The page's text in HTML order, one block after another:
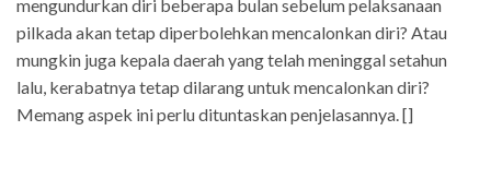
mengundurkan diri beberapa bulan sebelum pelaksanaan
pilkada akan tetap diperbolehkan mencalonkan diri? Atau
mungkin juga kepala daerah yang telah meninggal setahun
lalu, kerabatnya tetap dilarang untuk mencalonkan diri?
Memang aspek ini perlu dituntaskan penjelasannya. []